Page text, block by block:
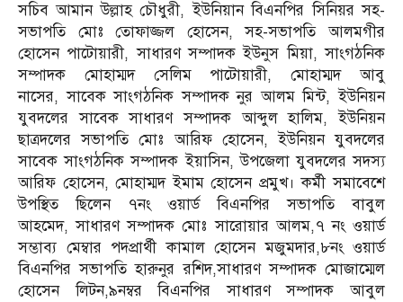
সচিব আমান উল্লাহ চৌধুরী, ইউনিয়ান বিএনপির সিনিয়র সহ-
সভাপতি মোঃ তোফাজ্জল হোসেন, সহ-সভাপতি আলমগীর
হোসেন পাটোয়ারী, সাধারণ সম্পাদক ইউনুস মিয়া, সাংগঠনিক
সম্পাদক মোহাম্মদ সেলিম পাটোয়ারী, মোহাম্মদ আবু
নাসের, সাবেক সাংগঠনিক সম্পাদক নুর আলম মিন্ট, ইউনিয়ন
যুবদলের সাবেক সাধারণ সম্পাদক আব্দুল হালিম, ইউনিয়ন
ছাত্রদলের সভাপতি মোঃ আরিফ হোসেন, ইউনিয়ন যুবদলের
সাবেক সাংগঠনিক সম্পাদক ইয়াসিন, উপজেলা যুবদলের সদস্য
আরিফ হোসেন, মোহাম্মদ ইমাম হোসেন প্রমুখ। কর্মী সমাবেশে
উপস্থিত ছিলেন ৭নং ওয়ার্ড বিএনপির সভাপতি বাবুল
আহমেদ, সাধারণ সম্পাদক মোঃ সারোয়ার আলম,৭ নং ওয়ার্ড
সম্ভাব্য মেম্বার পদপ্রার্থী কামাল হোসেন মজুমদার,৮নং ওয়ার্ড
বিএনপির সভাপতি হারুনুর রশিদ,সাধারণ সম্পাদক মোজাম্মেল
হোসেন লিটন,৯নম্বর বিএনপির সাধারণ সম্পাদক আবুল